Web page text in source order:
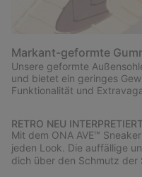
Markant-geformte
Unsere geformte
und bietet ein geringes
Funktionalität und
RETRO NEU
Mit dem ONA AVE™
jeden Look. Die auffällige
dich über den Schmutz der